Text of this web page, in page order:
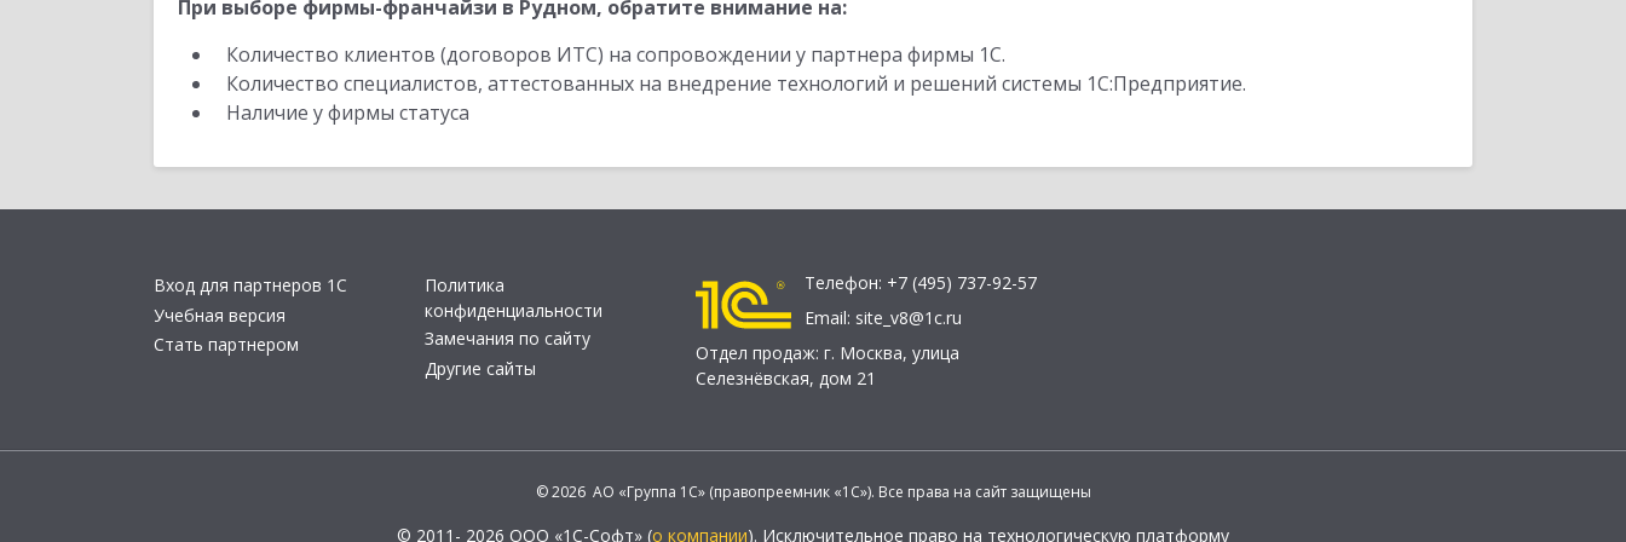
При выборе фирмы-франчайзи в Рудном, обратите внимание на:
Количество клиентов (договоров ИТС) на сопровождении у партнера фирмы 1С.
Количество специалистов, аттестованных на внедрение технологий и решений системы 1С:Предприятие.
Наличие у фирмы статуса
Вход для партнеров 1С
Учебная версия
Стать партнером
Политика
конфиденциальности
Замечания по сайту
Другие сайты
Телефон: +7 (495) 737-92-57
Email: site_v8@1c.ru
Отдел продаж: г. Москва, улица
Селезнёвская, дом 21
© 2026 АО «Группа 1С» (правопреемник «1С»). Все права на сайт защищены
© 2011- 2026 ООО «1С-Софт» (о компании). Исключительное право на технологическую платформу